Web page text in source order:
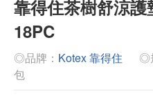
靠得住茶樹舒涼
18PC
◎品牌： Kotex 靠得住
◎
包